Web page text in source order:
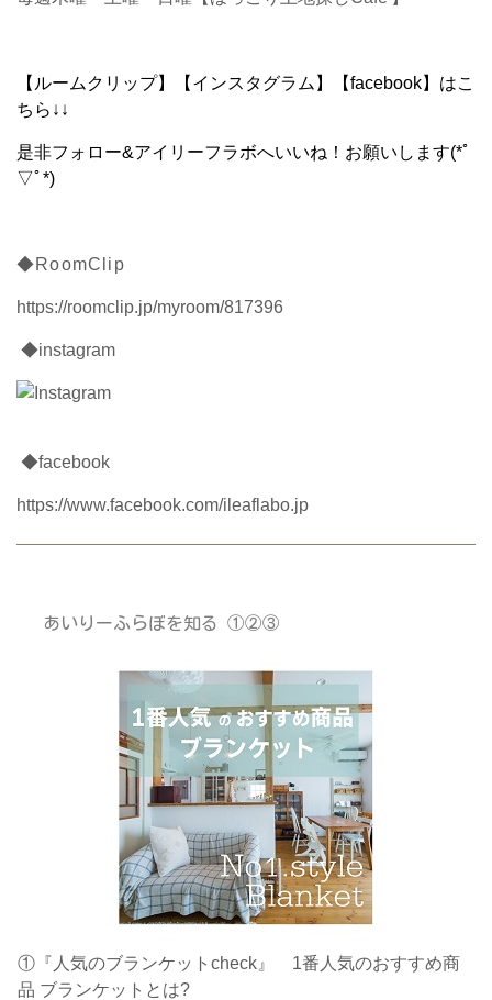
【ルームクリップ】【インスタグラム】【facebook】はこ
ちら↓↓
是非フォロー&アイリーフラボへいいね！お願いします(*ﾟ
▽ﾟ*)
◆RoomClip
https://roomclip.jp/myroom/817396
◆instagram
◆facebook
https://www.facebook.com/ileaflabo.jp
あいりーふらぼを知る ①②③
①『人気のブランケットcheck』 1番人気のおすすめ商
品 ブランケットとは?